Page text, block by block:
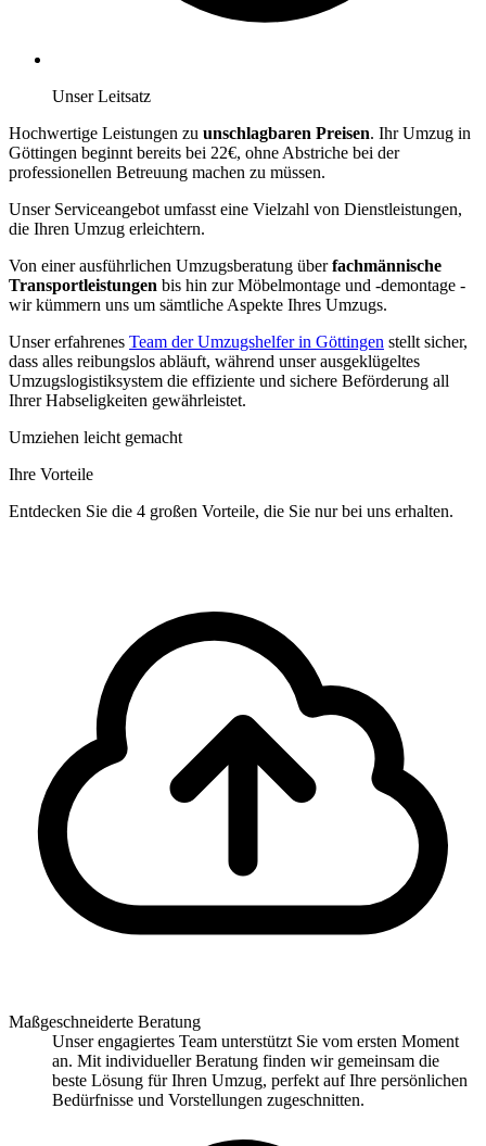
Unser Leitsatz
Hochwertige Leistungen zu unschlagbaren Preisen. Ihr Umzug in
Göttingen beginnt bereits bei 22€, ohne Abstriche bei der
professionellen Betreuung machen zu müssen.
Unser Serviceangebot umfasst eine Vielzahl von Dienstleistungen,
die Ihren Umzug erleichtern.
Von einer ausführlichen Umzugsberatung überfachmännische
Transportleistungen bis hin zur Möbelmontage und -demontage -
wir kümmern uns um sämtliche Aspekte Ihres Umzugs.
Unser erfahrenes Team der Umzugshelfer in Göttingen stellt sicher,
dass alles reibungslos abläuft, während unser ausgeklügeltes
Umzugslogistiksystem die effiziente und sichere Beförderung all
Ihrer Habseligkeiten gewährleistet.
Umziehen leicht gemacht
Ihre Vorteile
Entdecken Sie die 4 großen Vorteile, die Sie nur bei uns erhalten.
Maßgeschneiderte Beratung
Unser engagiertes Team unterstützt Sie vom ersten Moment
an. Mit individueller Beratung finden wir gemeinsam die
beste Lösung für Ihren Umzug, perfekt auf Ihre persönlichen
Bedürfnisse und Vorstellungen zugeschnitten.